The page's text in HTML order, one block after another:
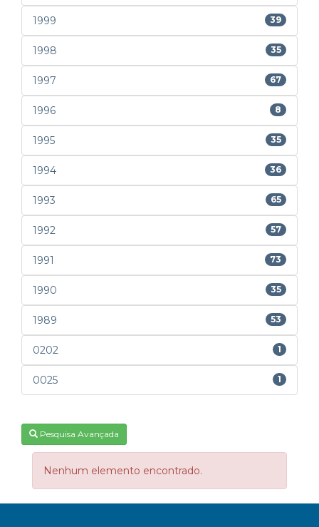
1999 39
1998 35
1997 67
1996 8
1995 35
1994 36
1993 65
1992 57
1991 73
1990 35
1989 53
0202 1
0025 1
Pesquisa Avançada
Nenhum elemento encontrado.